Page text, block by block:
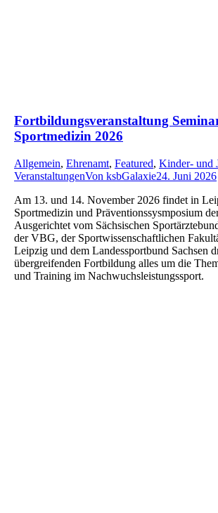
Fortbildungsveranstaltung
Sportmedizin 2026
Allgemein, Ehrenamt, Featured, Kinder- und
VeranstaltungenVon ksbGalaxie24. Juni 2026
Am 13. und 14. November 2026 findet in
Sportmedizin und Präventionssysmposium
Ausgerichtet vom Sächsischen
der VBG, der Sportwissenschaftlichen
Leipzig und dem Landessportbund Sachsen
übergreifenden Fortbildung alles um die
und Training im Nachwuchsleistungssport.